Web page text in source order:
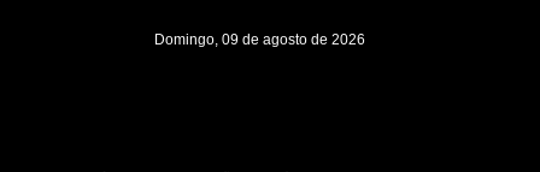
Domingo, 09 de agosto de 2026